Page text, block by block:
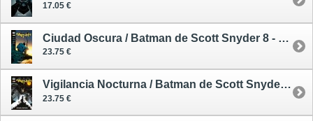
17.05 €
Ciudad Oscura / Batman de Scott Snyder 8 - cómic
23.75 €
Vigilancia Nocturna / Batman de Scott Snyder 9 - cómic
23.75 €